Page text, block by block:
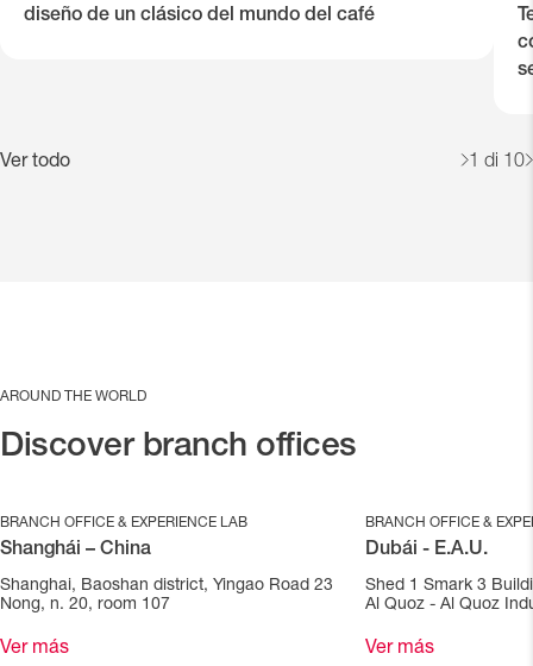
Ver todo 1 di 10
diseño de un clásico del mundo del café
AROUND THE WORLD
Discover branch offices
BRANCH OFFICE & EXPERIENCE LAB
Shanghái – China
Shanghai, Baoshan district, Yingao Road 23
Nong, n. 20, room 107
Ver más
BRANCH OFFICE &
Dubái - E.A.U.
Shed 1 Smark 3
Al Quoz - Al Quoz
Ver más